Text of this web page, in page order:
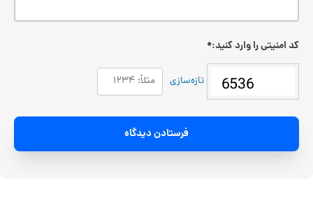
کد امنیتی را وارد کنید:*
تازه‌سازی
فرستادن دیدگاه